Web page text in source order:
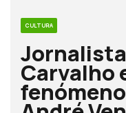
CULTURA
Carvalho